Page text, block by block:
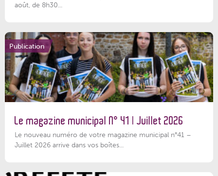
août, de 8h30...
Publication
Le magazine municipal N° 41 | Juillet 2026
Le nouveau numéro de votre magazine municipal n°41 –
Juillet 2026 arrive dans vos boîtes...